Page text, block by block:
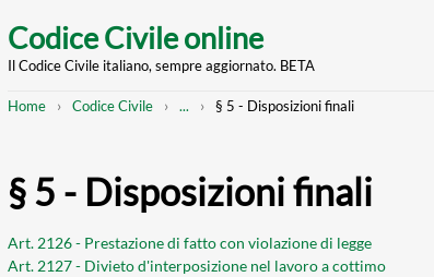
main
Codice Civile online
Il Codice Civile italiano, sempre aggiornato. BETA
Breadcrumb
Home Codice Civile
Mostra
... § 5 - Disposizioni finali
§ 5 - Disposizioni finali
Art. 2126 - Prestazione di fatto con violazione di legge
Art. 2127 - Divieto d'interposizione nel lavoro a cottimo